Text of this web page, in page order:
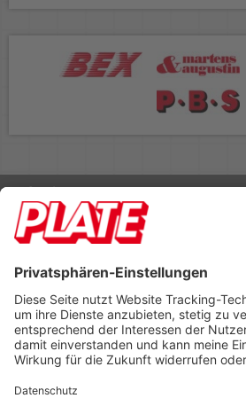
Rufen Sie uns an 04298 401-0
Lieferbedingungen Impressum
Footer anzeigen
PLATE Büromaterial Vertriebs
Hilligenwarf 5